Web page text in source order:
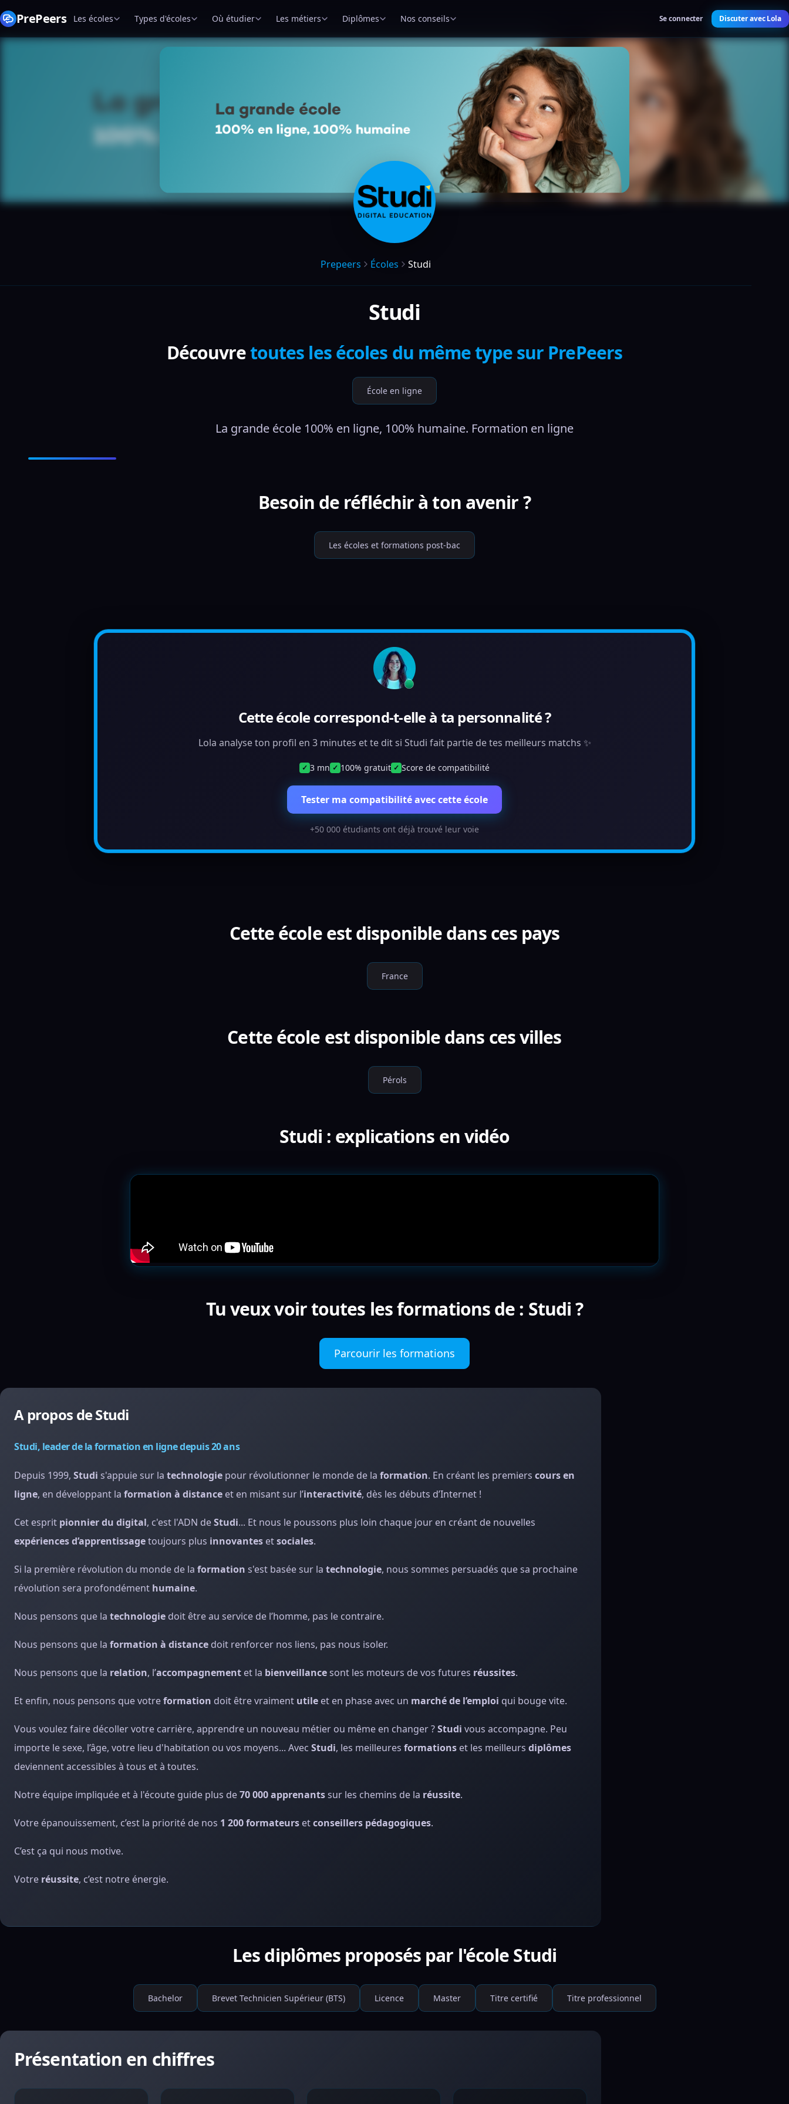
PrePeers Les écoles Types d'écoles Où étudier Les métiers Diplômes Nos conseils Se connecter Discuter avec Lola
Prepeers Écoles Studi
Studi
Découvretoutes les écoles du même type sur PrePeers
École en ligne
La grande école 100% en ligne, 100% humaine. Formation en ligne
Besoin de réfléchir à ton avenir ?
Les écoles et formations post-bac
Cette école correspond-t-elle à ta personnalité ?
Lola analyse ton profil en 3 minutes et te dit si Studi fait partie de tes meilleurs matchs ✨
✓ 3 mn ✓ 100% gratuit ✓ Score de compatibilité
Tester ma compatibilité avec cette école
+50 000 étudiants ont déjà trouvé leur voie
Cette école est disponible dans ces pays
France
Cette école est disponible dans ces villes
Pérols
Studi : explications en vidéo
Tu veux voir toutes les formations de : Studi ?
Parcourir les formations
A propos de Studi
Studi, leader de la formation en ligne depuis 20 ans
Depuis 1999, Studi s'appuie sur la technologie pour révolutionner le monde de la formation. En créant les premiers cours en
ligne, en développant la formation à distance et en misant sur l’interactivité, dès les débuts d’Internet !
Cet esprit pionnier du digital, c'est l'ADN deStudi... Et nous le poussons plus loin chaque jour en créant de nouvelles
expériences d’apprentissagetoujours plus innovantes etsociales.
Si la première révolution du monde de la formation s'est basée sur la technologie, nous sommes persuadés que sa prochaine
révolution sera profondément humaine.
Nous pensons que la technologie doit être au service de l’homme, pas le contraire.
Nous pensons que la formation à distance doit renforcer nos liens, pas nous isoler.
Nous pensons que la relation, l’accompagnement et la bienveillancesont les moteurs de vos futures réussites.
Et enfin, nous pensons que votreformation doit être vraiment utile et en phase avec un marché de l’emploi qui bouge vite.
Vous voulez faire décoller votre carrière, apprendre un nouveau métier ou même en changer ?Studi vous accompagne. Peu
importe le sexe, l’âge, votre lieu d'habitation ou vos moyens... Avec Studi, les meilleures formations et les meilleurs diplômes
deviennent accessibles à tous et à toutes.
Notre équipe impliquée et à l'écoute guide plus de70 000 apprenantssur les chemins de la réussite.
Votre épanouissement, c’est la priorité de nos 1 200 formateurs etconseillers pédagogiques.
C’est ça qui nous motive.
Votre réussite, c’est notre énergie.
Les diplômes proposés par l'école Studi
Bachelor Brevet Technicien Supérieur (BTS) Licence Master Titre certifié Titre professionnel
Présentation en chiffres